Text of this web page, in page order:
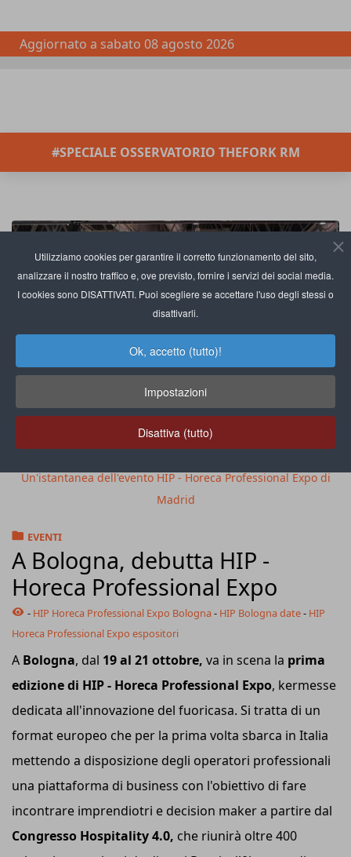
Utilizziamo cookies per garantire il corretto funzionamento del sito,
analizzare il nostro traffico e, ove previsto, fornire i servizi dei social media.
I cookies sono DISATTIVATI. Puoi scegliere se accettare l'uso degli stessi o
disattivarli.
Ok, accetto (tutto)!
Impostazioni
Disattiva (tutto)
Aggiornato a sabato 08 agosto 2026
#SPECIALE OSSERVATORIO THEFORK RM
Un'istantanea dell'evento HIP - Horeca Professional Expo di
Madrid
EVENTI
A Bologna, debutta HIP -
Horeca Professional Expo
- HIP Horeca Professional Expo Bologna - HIP Bologna date- HIP
Horeca Professional Expo espositori
A Bologna, dal 19 al 21 ottobre, va in scena la prima
edizione di HIP - Horeca Professional Expo, kermesse
dedicata all'innovazione del fuoricasa. Si tratta di un
format europeo che per la prima volta sbarca in Italia
mettendo a disposizione degli operatori professionali
una piattaforma di business con l'obiettivo di fare
incontrare imprendiotri e decision maker a partire dal
Congresso Hospitality 4.0, che riunirà oltre 400